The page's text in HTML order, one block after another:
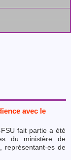
avec le
fait partie a été
du ministère de
représentant-es de